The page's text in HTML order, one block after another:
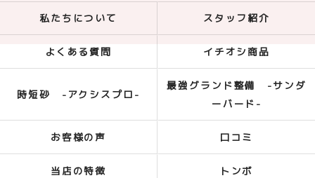
私たちについて スタッフ紹介
よくある質問 イチオシ商品
時短砂 -アクシスプロ-
最強グランド整備 -サンダ
ーバード-
お客様の声 口コミ
当店の特徴 トンボ